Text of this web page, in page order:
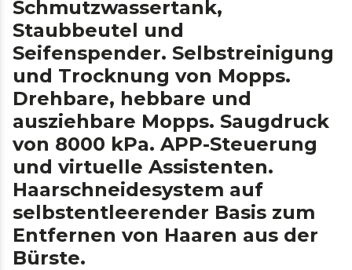
Schmutzwassertank,
Staubbeutel und
Seifenspender. Selbstreinigung
und Trocknung von Mopps.
Drehbare, hebbare und
ausziehbare Mopps. Saugdruck
von 8000 kPa. APP-Steuerung
und virtuelle Assistenten.
Haarschneidesystem auf
selbstentleerender Basis zum
Entfernen von Haaren aus der
Bürste.